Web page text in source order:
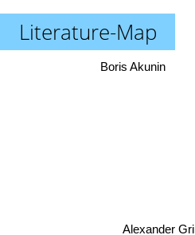
Literature-Map
Alexander
Boris Akunin